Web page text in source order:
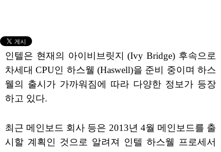
인텔은 현재의 아이비브릿지 (Ivy Bridge) 후속으로
차세대 CPU인 하스웰 (Haswell)을 준비 중이며 하스
웰의 출시가 가까워짐에 따라 다양한 정보가 등장
하고 있다.
최근 메인보드 회사 등은 2013년 4월 메인보드를 출
시할 계획인 것으로 알려져 인텔 하스웰 프로세서